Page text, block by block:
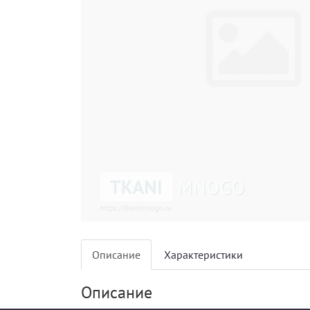
Описание Характеристики
Описание